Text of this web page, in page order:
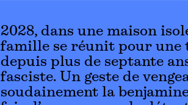
2028, dans une maison
famille se réunit pour
depuis plus de septante
fasciste. Un geste de
soudainement la